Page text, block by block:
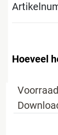
Hoeveel
Voorraad